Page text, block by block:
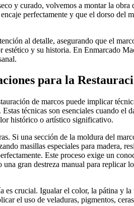
y curado, volvemos a montar la obra
perfectamente y que el dorso del
al detalle, asegurando que el
y su historia. En Enmarcado
para la
de marcos puede implicar
técnicas son esenciales cuando el
histórico o artístico significativo.
Si una sección de la moldura del
masillas especiales para madera,
Este proceso exige un
gran destreza manual para replicar
es crucial. Igualar el color, la pátina y
el uso de veladuras, pigmentos,